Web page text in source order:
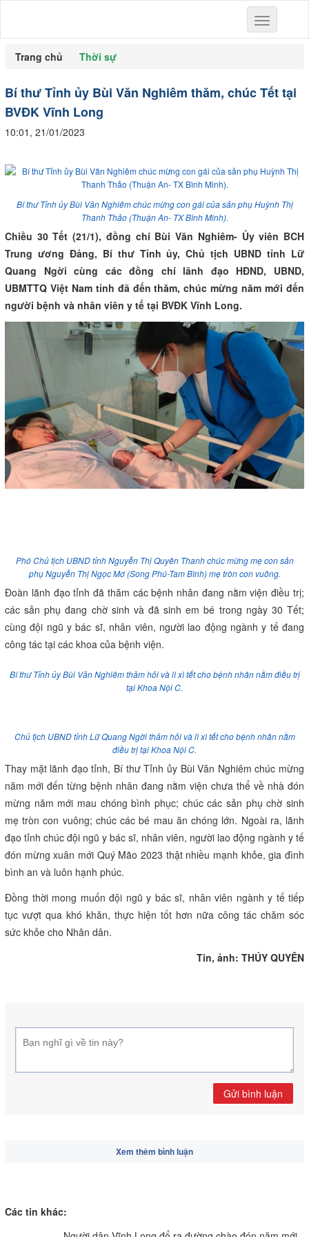
Toggle
navigation
Trang chủ
Thời sự
Bí thư Tỉnh ủy Bùi Văn Nghiêm thăm, chúc Tết tại
BVĐK Vĩnh Long
10:01, 21/01/2023
Bí thư Tỉnh ủy Bùi Văn Nghiêm chúc mừng con gái của sản phụ Huỳnh Thị
Thanh Thảo (Thuận An- TX Bình Minh).
Chiều 30 Tết (21/1), đồng chí Bùi Văn Nghiêm- Ủy viên BCH
Trung ương Đảng, Bí thư Tỉnh ủy, Chủ tịch UBND tỉnh Lữ
Quang Ngời cùng các đồng chí lãnh đạo HĐND, UBND,
UBMTTQ Việt Nam tỉnh đã đến thăm, chúc mừng năm mới đến
người bệnh và nhân viên y tế tại BVĐK Vĩnh Long.
Phó Chủ tịch UBND tỉnh Nguyễn Thị Quyên Thanh chúc mừng mẹ con sản
phụ Nguyễn Thị Ngọc Mơ (Song Phú-Tam Bình) mẹ tròn con vuông.
Đoàn lãnh đạo tỉnh đã thăm các bệnh nhân đang nằm viện điều trị;
các sản phụ đang chờ sinh và đã sinh em bé trong ngày 30 Tết;
cùng đội ngũ y bác sĩ, nhân viên, người lao động ngành y tế đang
công tác tại các khoa của bệnh viện.
Bí thư Tỉnh ủy Bùi Văn Nghiêm thăm hỏi và lì xì tết cho bệnh nhân nằm điều trị
tại Khoa Nội C.
Chủ tịch UBND tỉnh Lữ Quang Ngời thăm hỏi và lì xì tết cho bệnh nhân nằm
điều trị tại Khoa Nội C.
Thay mặt lãnh đạo tỉnh, Bí thư Tỉnh ủy Bùi Văn Nghiêm chúc mừng
năm mới đến từng bệnh nhân đang nằm viện chưa thể về nhà đón
mừng năm mới mau chóng bình phục; chúc các sản phụ chờ sinh
mẹ tròn con vuông; chúc các bé mau ăn chóng lớn. Ngoài ra, lãnh
đạo tỉnh chúc đội ngũ y bác sĩ, nhân viên, người lao động ngành y tế
đón mừng xuân mới Quý Mão 2023 thật nhiều mạnh khỏe, gia đình
bình an và luôn hạnh phúc.
Đồng thời mong muốn đội ngũ y bác sĩ, nhân viên ngành y tế tiếp
tục vượt qua khó khăn, thực hiện tốt hơn nữa công tác chăm sóc
sức khỏe cho Nhân dân.
Tin, ảnh: THÚY QUYÊN
Gửi bình luận
Xem thêm bình luận
Các tin khác: